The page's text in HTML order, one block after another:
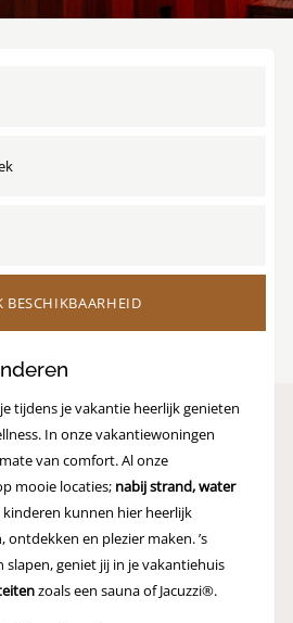
BESCHIKBAARHEID
tijdens je vakantie heerlijk genieten
In onze vakantiewoningen
van comfort. Al onze
mooie locaties; nabij strand, water
kinderen kunnen hier heerlijk
en plezier maken. ’s
slapen, geniet jij in je vakantiehuis
zoals een sauna of Jacuzzi®.